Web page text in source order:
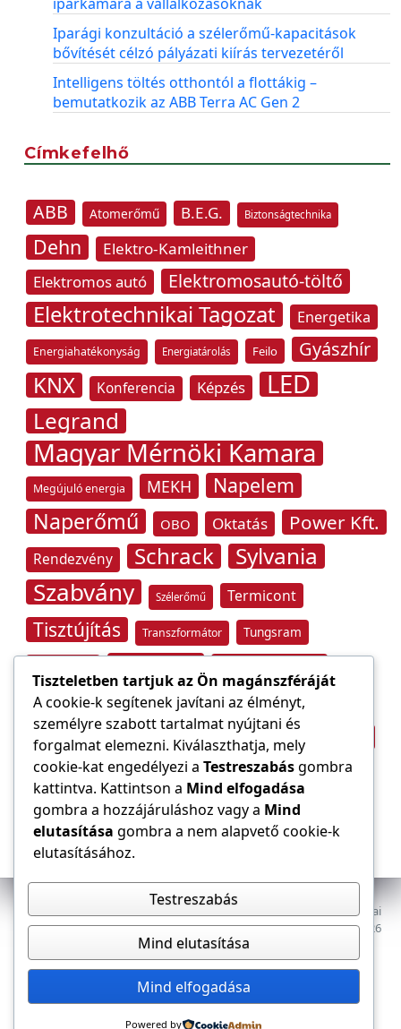
Iparági konzultáció a szélerőmű-kapacitások
bővítését célzó pályázati kiírás tervezetéről
Intelligens töltés otthontól a flottákig –
bemutatkozik az ABB Terra AC Gen 2
Címkefelhő
ABB Atomerőmű B.E.G. Biztonságtechnika
Dehn
Elektro-Kamleithner
Elektromos autó
Elektromosautó-töltő
Elektrotechnikai Tagozat Energetika
Energiahatékonyság Energiatárolás Feilo Gyászhír
KNX Konferencia Képzés LED
Legrand
Magyar Mérnöki Kamara
Megújuló energia MEKH Napelem
Naperőmű OBO Oktatás Power Kft.
Rendezvény Schrack Sylvania
Szabvány Szélerőmű Termicont
Tisztújítás Transzformátor Tungsram
Villámvédelem
Világítástechnika Áramfogyasztás
Áramszolgáltató Építőipar átviteli hálózat
Az E-VILLAMOS szaklap a Magyar Mérnöki Kamara Elektrotechnikai
Tagozatának lapja. Minden jog fenntartva, © 2009–2026
Tagozat
Tiszteletben tartjuk az Ön magánszféráját
A cookie-k segítenek javítani az élményt,
személyre szabott tartalmat nyújtani és
forgalmat elemezni. Kiválaszthatja, mely
cookie-kat engedélyezi a Testreszabásgombra
kattintva. Kattintson a Mind elfogadása
gombra a hozzájáruláshoz vagy a Mind
elutasítása gombra a nem alapvető cookie-k
elutasításához.
Testreszabás
Mind elutasítása
Mind elfogadása
Powered by